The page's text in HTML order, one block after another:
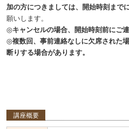
加の方につきましては、開始時刻まで
願いします。
◎キャンセルの場合、開始時刻前にご
◎複数回、事前連絡なしに欠席された
断りする場合があります。
講座概要